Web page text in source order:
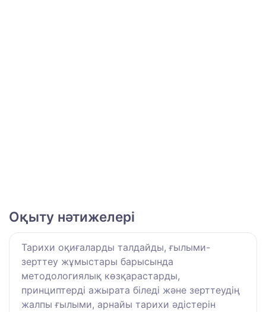
Оқыту нәтижелері
Тарихи оқиғаларды талдайды, ғылыми-
зерттеу жұмыстары барысында
методологиялық көзқарастарды,
принциптерді ажырата біледі және зерттеудің
жалпы ғылыми, арнайы тарихи әдістерін